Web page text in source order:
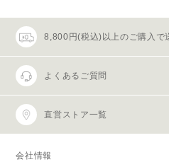
8,800円(税込)以上のご購入で
よくあるご質問
直営ストア一覧
会社情報